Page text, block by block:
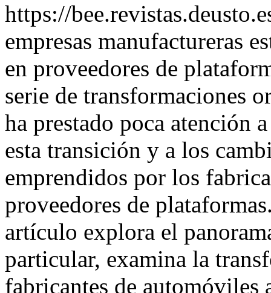
https://
empresas manufactureras
en proveedores de
serie de transformaciones
ha prestado poca atención
esta transición y a los
emprendidos por los
proveedores de
artículo explora el
particular, examina la
fabricantes de automóviles